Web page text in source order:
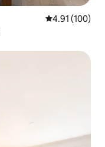
औसत रेटिंग 5 में से
4.91 (100)